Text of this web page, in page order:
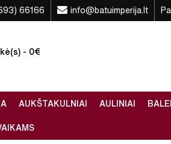
66166 info@batuimperija.lt
- 0€
AUKŠTAKULNIAI AULINIAI